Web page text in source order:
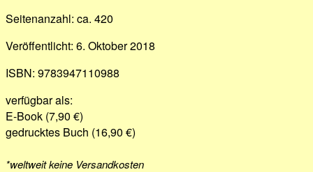
Seitenanzahl: ca. 420
Veröffentlicht: 6. Oktober 2018
ISBN: 9783947110988
verfügbar als:
E-Book (7,90 €)
gedrucktes Buch (16,90 €)
*weltweit keine Versandkosten